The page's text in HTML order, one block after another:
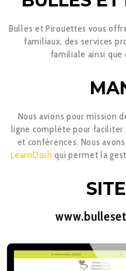
Bulles et Pirouettes vous
familiaux, des services
familiale ainsi que
Nous avions pour mission
ligne complète pour
et conférences. Nous
LearnDash qui permet la